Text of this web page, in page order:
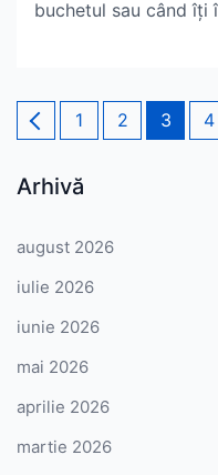
buchetul sau când
Paginație
articole
Page
1 Page
2 Page
3 4
Arhivă
august 2026
iulie 2026
iunie 2026
mai 2026
aprilie 2026
martie 2026